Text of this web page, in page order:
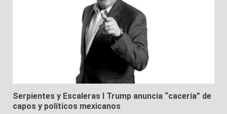
Serpientes y Escaleras I Trump anuncia “cacería” de
capos y políticos mexicanos